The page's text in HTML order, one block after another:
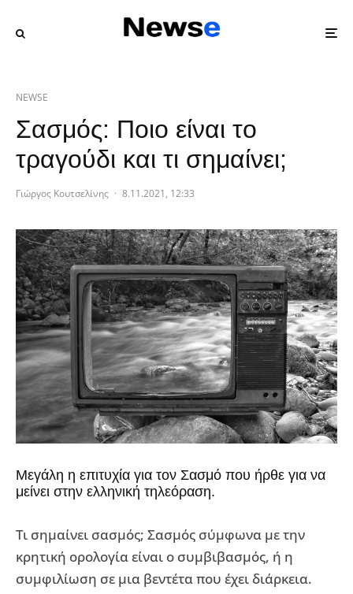
NEWSE
Σασμός: Ποιο είναι το
τραγούδι και τι σημαίνει;
Γιώργος Κουτσελίνης · 8.11.2021, 12:33
Μεγάλη η επιτυχία για τον Σασμό που ήρθε για να
μείνει στην ελληνική τηλεόραση.
Τι σημαίνει σασμός; Σασμός σύμφωνα με την
κρητική ορολογία είναι ο συμβιβασμός, ή η
συμφιλίωση σε μια βεντέτα που έχει διάρκεια.